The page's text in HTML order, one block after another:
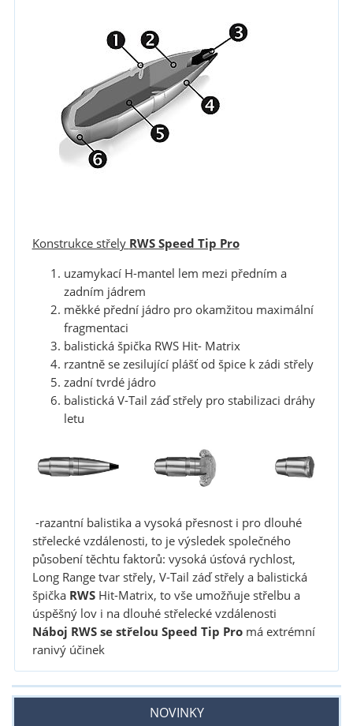
Konstrukce střely RWS Speed Tip Pro
uzamykací H-mantel lem mezi předním a
zadním jádrem
měkké přední jádro pro okamžitou maximální
fragmentaci
balistická špička RWS Hit- Matrix
rzantně se zesilující plášť od špice k zádi střely
zadní tvrdé jádro
balistická V-Tail záď střely pro stabilizaci dráhy
letu
-razantní balistika a vysoká přesnost i pro dlouhé
střelecké vzdálenosti, to je výsledek společného
působení těchtu faktorů: vysoká úsťová rychlost,
Long Range tvar střely, V-Tail záď střely a balistická
špička RWSHit-Matrix, to vše umožňuje střelbu a
úspěšný lov i na dlouhé střelecké vzdálenosti
Náboj RWS se střelou Speed Tip Promá extrémní
ranivý účinek
NOVINKY